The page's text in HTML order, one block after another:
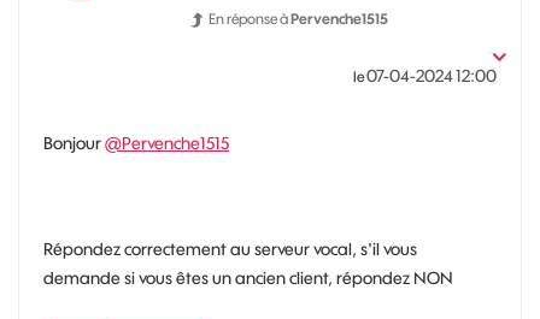
En réponse àPervenche1515
le‎07-04-202412:00
Bonjour@Pervenche1515
Répondez correctement au serveur vocal, s'il vous
demande si vous êtes un ancien client, répondez NON